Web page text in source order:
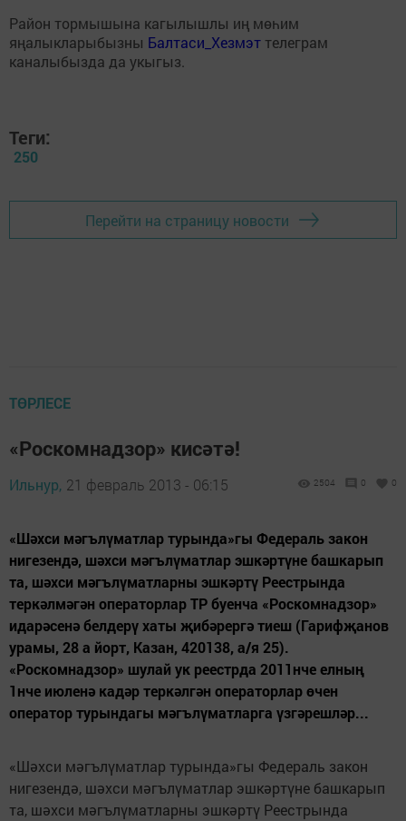
Район тормышына кагылышлы иң мөһим
яңалыкларыбызны Балтаси_Хезмэт телеграм
каналыбызда да укыгыз.
Теги:
250
Перейти на страницу новости
ТӨРЛЕСЕ
«Роскомнадзор» кисәтә!
Ильнур, 21 февраль 2013 - 06:15 2504 0 0
«Шәхси мәгълүматлар турында»гы Федераль закон
нигезендә, шәхси мәгълүматлар эшкәртүне башкарып
та, шәхси мәгълүматларны эшкәртү Реестрында
теркәлмәгән операторлар ТР буенча «Роскомнадзор»
идарәсенә белдерү хаты җибәрергә тиеш (Гарифҗанов
урамы, 28 а йорт, Казан, 420138, а/я 25).
«Роскомнадзор» шулай ук реестрда 2011нче елның
1нче июленә кадәр теркәлгән операторлар өчен
оператор турындагы мәгълүматларга үзгәрешләр...
«Шәхси мәгълүматлар турында»гы Федераль закон
нигезендә, шәхси мәгълүматлар эшкәртүне башкарып
та, шәхси мәгълүматларны эшкәртү Реестрында